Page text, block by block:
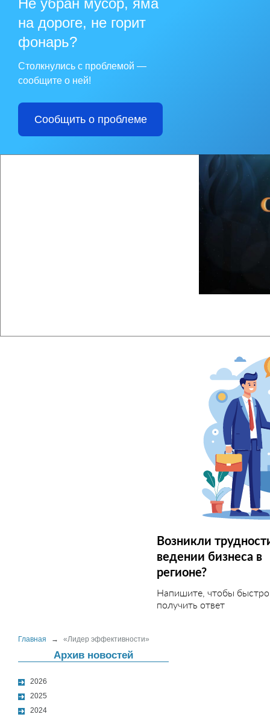
Не убран мусор, яма
на дороге, не горит
фонарь?
Столкнулись с проблемой —
сообщите о ней!
Сообщить о проблеме
Возникли
ведении бизнеса в
регионе?
Напишите, чтобы быстро
получить ответ
Главная → «Лидер эффективности»
Архив новостей
2026
2025
2024